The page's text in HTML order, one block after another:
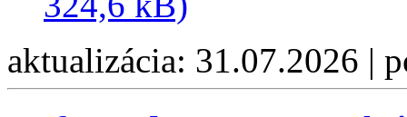
aktualizácia: 31.07.2026 |